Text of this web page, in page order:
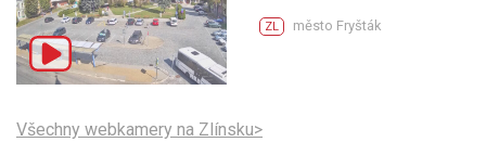
ZL město Fryšták
Všechny webkamery na Zlínsku>